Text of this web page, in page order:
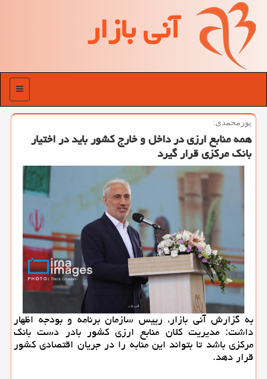
آنی بازار
منو
پورمحمدی:
همه منابع ارزی در داخل و خارج کشور باید در اختیار
بانک مرکزی قرار گیرد
به گزارش آنی بازار، رییس سازمان برنامه و بودجه اظهار
داشت: مدیریت کلان منابع ارزی کشور بادر دست بانک
مرکزی باشد تا بتواند این منابه را در جریان اقتصادی کشور
قرار دهد.